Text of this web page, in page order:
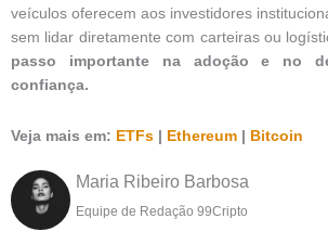
veículos oferecem aos investidores
sem lidar diretamente com carteiras ou
passo importante na adoção e no
confiança.
Veja mais em: ETFs Ethereum Bitcoin
Maria Ribeiro Barbosa
Equipe de Redação 99Cripto